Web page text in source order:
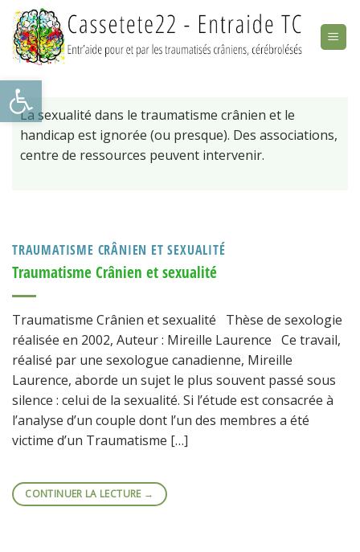
Ouvrir la barre d’outils
Skip
content
La sexualité dans le traumatisme crânien et le
handicap est ignorée (ou presque). Des associations,
centre de ressources peuvent intervenir.
TRAUMATISME CRÂNIEN ET SEXUALITÉ
Traumatisme Crânien et sexualité
Traumatisme Crânien et sexualité Thèse de sexologie
réalisée en 2002, Auteur : Mireille Laurence Ce travail,
réalisé par une sexologue canadienne, Mireille
Laurence, aborde un sujet le plus souvent passé sous
silence : celui de la sexualité. Si l’étude est consacrée à
l’analyse d’un couple dont l’un des membres a été
victime d’un Traumatisme […]
CONTINUER LA LECTURE →